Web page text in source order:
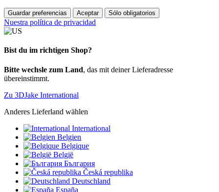
Guardar preferencias Aceptar Sólo obligatorios
Nuestra política de privacidad
Bist du im richtigen Shop?
Bitte wechsle zum Land, das mit deiner Lieferadresse
übereinstimmt.
Zu 3DJake International
Anderes Lieferland wählen
International
Belgien
Belgique
België
България
Česká republika
Deutschland
España